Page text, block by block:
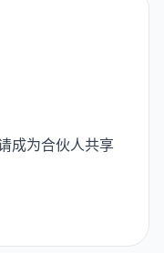
成为合伙人共享